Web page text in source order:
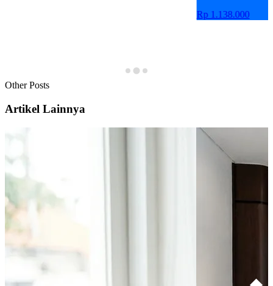
Rp 1.138.000
Other Posts
Artikel Lainnya